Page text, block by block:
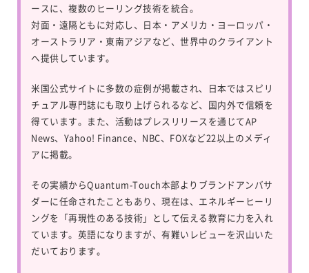
ースに、複数のヒーリング技術を統合。
対面・遠隔ともに対応し、日本・アメリカ・ヨーロッパ・
オーストラリア・東南アジアなど、世界中のクライアント
へ提供しています。
米国公式サイトに多数の症例が掲載され、日本ではスピリ
チュアル専門誌にも取り上げられるなど、国内外で信頼を
得ています。また、活動はプレスリリースを通じてAP
News、Yahoo! Finance、NBC、FOXなど22以上のメディ
アに掲載。
その実績からQuantum-Touch本部よりブランドアンバサ
ダーに任命されたこともあり、現在は、エネルギーヒーリ
ングを「再現性のある技術」として伝える教育に力を入れ
ています。英語になりますが、有難いレビューを沢山いた
だいております。